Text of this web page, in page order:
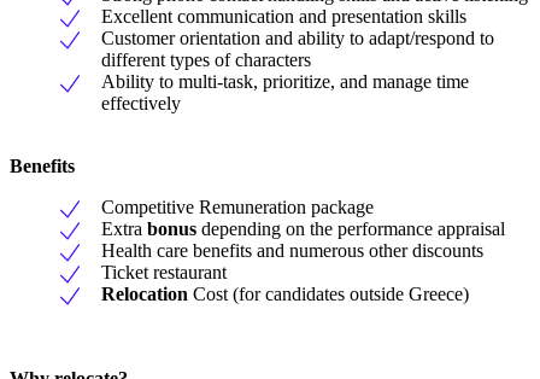
Excellent communication and presentation skills
Customer orientation and ability to adapt/respond to
different types of characters
Ability to multi-task, prioritize, and manage time
effectively
Benefits
Competitive Remuneration package
Extra bonus depending on the performance appraisal
Health care benefits and numerous other discounts
Ticket restaurant
Relocation Cost (for candidates outside Greece)